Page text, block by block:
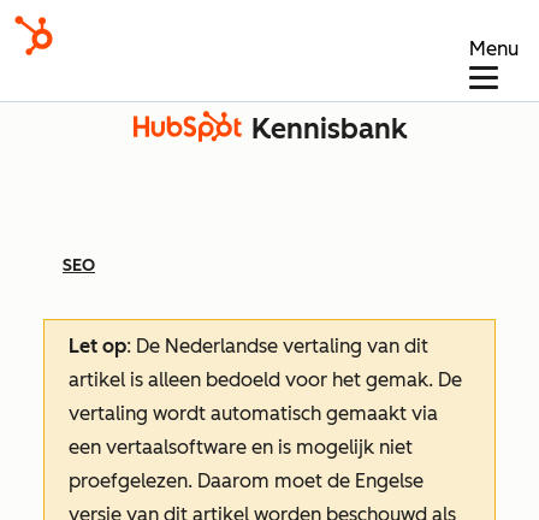
Menu
Kennisbank
SEO
Let op: De Nederlandse vertaling van dit
artikel is alleen bedoeld voor het gemak. De
vertaling wordt automatisch gemaakt via
een vertaalsoftware en is mogelijk niet
proefgelezen. Daarom moet de Engelse
versie van dit artikel worden beschouwd als